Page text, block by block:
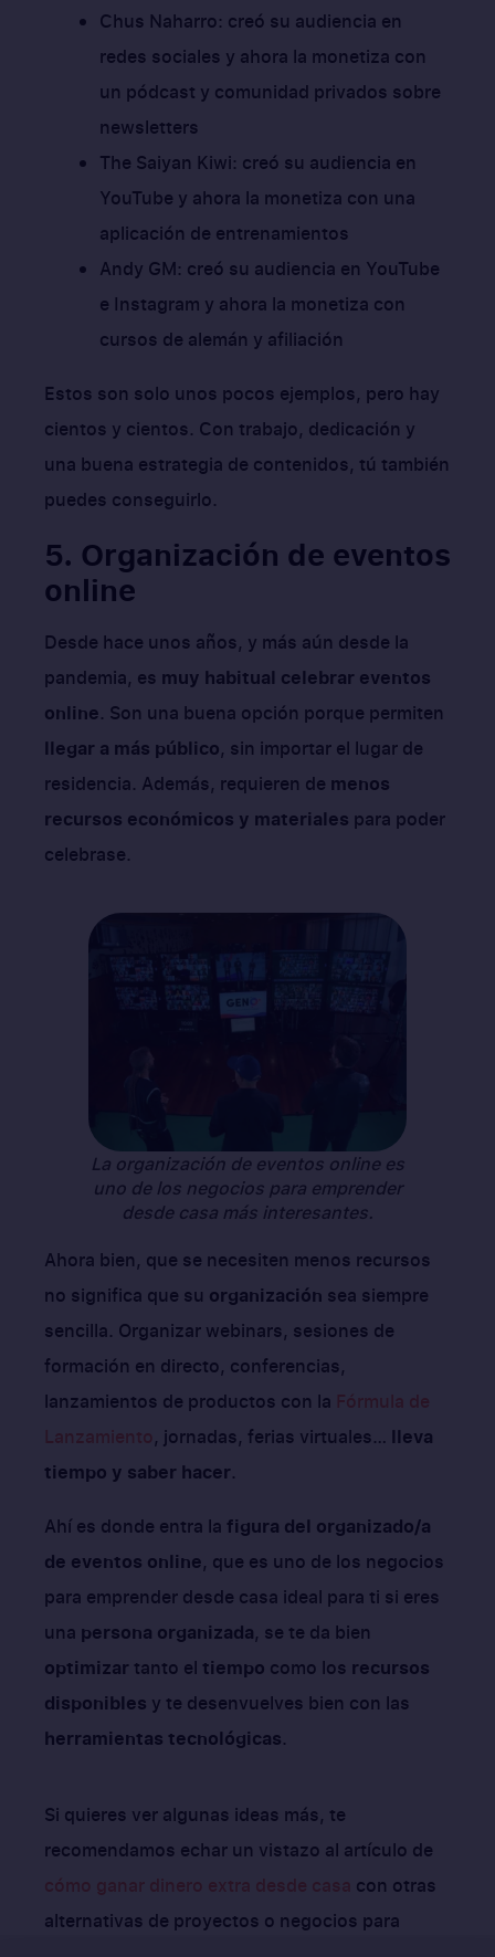
Chus Naharro: creó su audiencia en
redes sociales y ahora la monetiza con
un pódcast y comunidad privados sobre
newsletters
The Saiyan Kiwi: creó su audiencia en
YouTube y ahora la monetiza con una
aplicación de entrenamientos
Andy GM: creó su audiencia en YouTube
e Instagram y ahora la monetiza con
cursos de alemán y afiliación
Estos son solo unos pocos ejemplos, pero hay
cientos y cientos. Con trabajo, dedicación y
una buena estrategia de contenidos, tú también
puedes conseguirlo.
5. Organización de eventos
online
Desde hace unos años, y más aún desde la
pandemia, es muy habitual celebrar eventos
online. Son una buena opción porque permiten
llegar a más público, sin importar el lugar de
residencia. Además, requieren de menos
recursos económicos y materiales para poder
celebrase.
La organización de eventos online es
uno de los negocios para emprender
desde casa más interesantes.
Ahora bien, que se necesiten menos recursos
no significa que su organización sea siempre
sencilla. Organizar webinars, sesiones de
formación en directo, conferencias,
lanzamientos de productos con la Fórmula de
Lanzamiento, jornadas, ferias virtuales… lleva
tiempo y saber hacer.
Ahí es donde entra la figura del organizado/a
de eventos online, que es uno de los negocios
para emprender desde casa ideal para ti si eres
una persona organizada, se te da bien
optimizar tanto el tiempo como los recursos
disponibles y te desenvuelves bien con las
herramientas tecnológicas.
Si quieres ver algunas ideas más, te
recomendamos echar un vistazo al artículo de
cómo ganar dinero extra desde casa con otras
alternativas de proyectos o negocios para